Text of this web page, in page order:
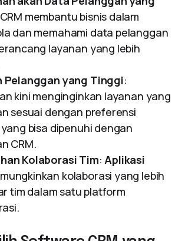
membantu bisnis dalam
dan memahami data pelanggan
layanan yang lebih
Pelanggan yang Tinggi:
kini menginginkan layanan yang
sesuai dengan preferensi
bisa dipenuhi dengan
CRM.
Kolaborasi Tim:Aplikasi
kolaborasi yang lebih
tim dalam satu platform